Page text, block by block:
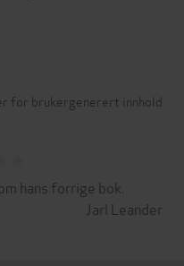
for brukergenerert innhold
hans forrige bok.
Jarl Leander